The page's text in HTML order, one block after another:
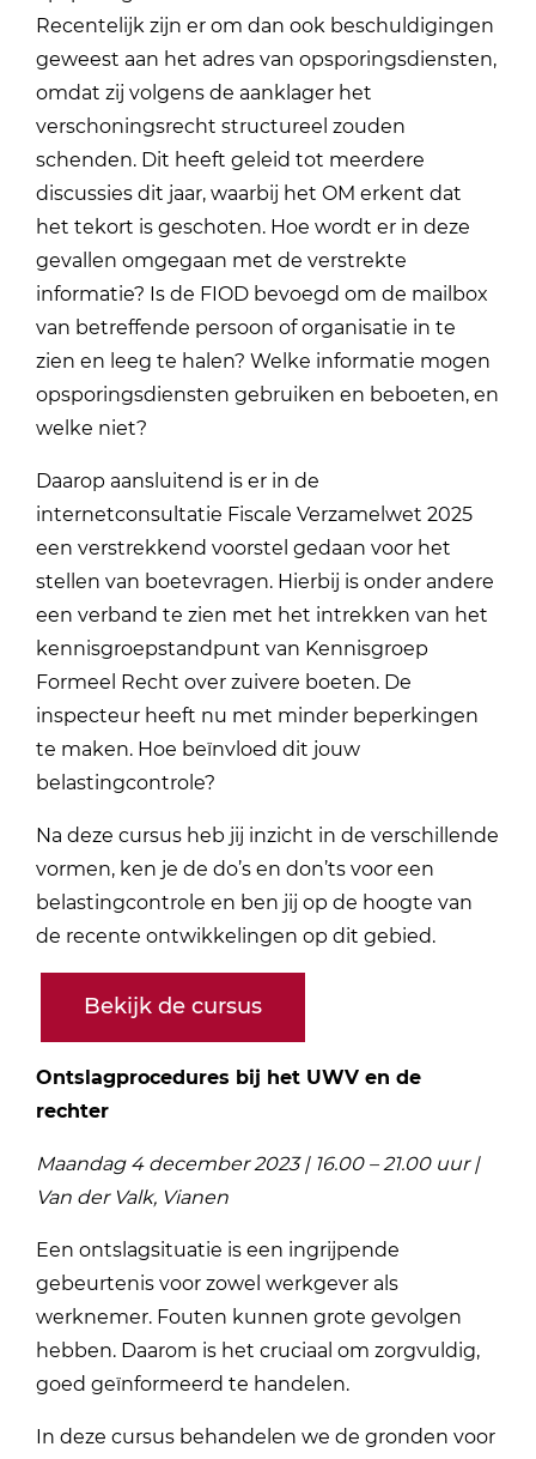
Recentelijk zijn er om dan ook beschuldigingen
geweest aan het adres van opsporingsdiensten,
omdat zij volgens de aanklager het
verschoningsrecht structureel zouden
schenden. Dit heeft geleid tot meerdere
discussies dit jaar, waarbij het OM erkent dat
het tekort is geschoten. Hoe wordt er in deze
gevallen omgegaan met de verstrekte
informatie? Is de FIOD bevoegd om de mailbox
van betreffende persoon of organisatie in te
zien en leeg te halen? Welke informatie mogen
opsporingsdiensten gebruiken en beboeten, en
welke niet?
Daarop aansluitend is er in de
internetconsultatie Fiscale Verzamelwet 2025
een verstrekkend voorstel gedaan voor het
stellen van boetevragen. Hierbij is onder andere
een verband te zien met het intrekken van het
kennisgroepstandpunt van Kennisgroep
Formeel Recht over zuivere boeten. De
inspecteur heeft nu met minder beperkingen
te maken. Hoe beïnvloed dit jouw
belastingcontrole?
Na deze cursus heb jij inzicht in de verschillende
vormen, ken je de do’s en don’ts voor een
belastingcontrole en ben jij op de hoogte van
de recente ontwikkelingen op dit gebied.
Bekijk de cursus
Ontslagprocedures bij het UWV en de
rechter
Maandag 4 december 2023 | 16.00 – 21.00 uur |
Van der Valk, Vianen
Een ontslagsituatie is een ingrijpende
gebeurtenis voor zowel werkgever als
werknemer. Fouten kunnen grote gevolgen
hebben. Daarom is het cruciaal om zorgvuldig,
goed geïnformeerd te handelen.
In deze cursus behandelen we de gronden voor